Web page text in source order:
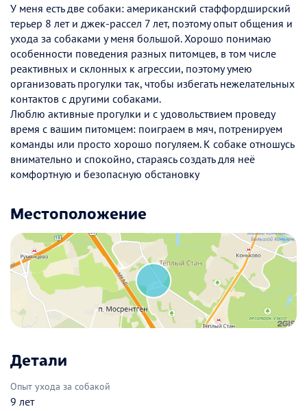
У меня есть две собаки: американский стаффордширский
терьер 8 лет и джек-рассел 7 лет, поэтому опыт общения и
ухода за собаками у меня большой. Хорошо понимаю
особенности поведения разных питомцев, в том числе
реактивных и склонных к агрессии, поэтому умею
организовать прогулки так, чтобы избегать нежелательных
контактов с другими собаками.
Люблю активные прогулки и с удовольствием проведу
время с вашим питомцем: поиграем в мяч, потренируем
команды или просто хорошо погуляем. К собаке отношусь
внимательно и спокойно, стараясь создать для неё
комфортную и безопасную обстановку
Местоположение
Детали
Опыт ухода за собакой
9 лет